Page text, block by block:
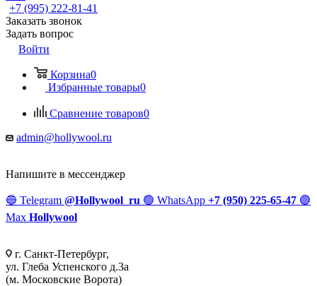
+7 (995) 222-81-41
Заказать звонок
Задать вопрос
Войти
Корзина0
Избранные товары0
Сравнение товаров0
admin@hollywool.ru
Напишите в мессенджер
🔵 Telegram @Hollywool_ru 🟢 WhatsApp +7 (950) 225-65-47 🟣
Max Hollywool
г. Санкт-Петербург,
ул. Глеба Успенского д.3а
(м. Московские Ворота)